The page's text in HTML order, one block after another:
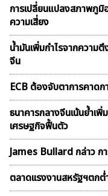
การเปลี่ยนแปลงสภาพภูมิ
ความเสี่ยง
น้ำมันเพิ่มกำไรจากความ
จีน
ECB ต้องจับตาการคาดก
ธนาคารกลางจีนเน้นย้ำเ
เศรษฐกิจฟื้นตัว
James Bullard กล่าว ก
ตลาดเเรงงานสหรัฐฯตก